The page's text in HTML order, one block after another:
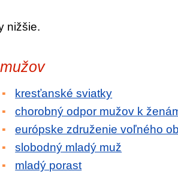
nižšie.
kresťanské sviatky
chorobný odpor mužov k
európske združenie voľného
slobodný mladý muž
mladý porast